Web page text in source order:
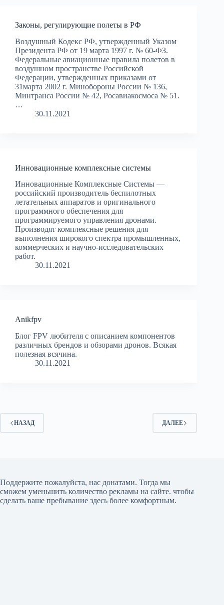
Законы, регулирующие полеты в РФ
Воздушный Кодекс РФ, утвержденный Указом
Президента РФ от 19 марта 1997 г. № 60-ФЗ.
Федеральные авиационные правила полетов в
воздушном пространстве Российской
Федерации, утвержденных приказами от
31марта 2002 г. Минобороны России № 136,
Минтранса России № 42, Росавиакосмоса № 51.
…
30.11.2021
Инновационные комплексные системы
Инновационные Комплексные Системы —
российский производитель беспилотных
летательных аппаратов и оригинального
программного обеспечения для
программируемого управления дронами.
Производят комплексные решения для
выполнения широкого спектра промышленных,
коммерческих и научно-исследовательских
работ.
30.11.2021
Anikfpv
Блог FPV любителя с описанием компонентов
различных брендов и обзорами дронов. Всякая
полезная всячина.
30.11.2021
НАЗАД ДАЛЕЕ
Поддержите пожалуйста, нас донатами. Тогда мы
сможем уменьшить количество рекламы на сайте. чтобы
сделать ваше пребывание здесь более комфортным.